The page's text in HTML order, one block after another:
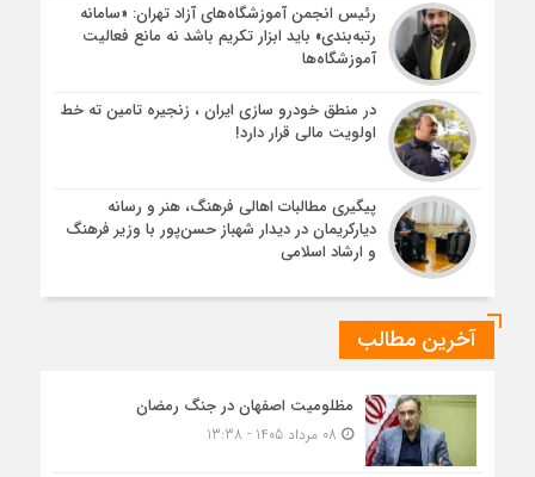
رئیس انجمن آموزشگاه‌های آزاد تهران: «سامانه
رتبه‌بندی» باید ابزار تکریم باشد نه مانع فعالیت
آموزشگاه‌ها
در منطق خودرو سازی ایران ، زنجیره تامین ته خط
اولویت مالی قرار دارد!
پیگیری مطالبات اهالی فرهنگ، هنر و رسانه
دیارکریمان در دیدار شهباز حسن‌پور با وزیر فرهنگ
و ارشاد اسلامی
آخرین مطالب
مظلومیت اصفهان در جنگ رمضان